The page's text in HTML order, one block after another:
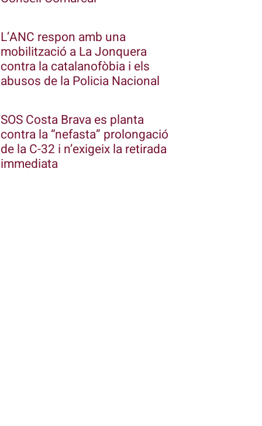
L’ANC respon amb una
mobilització a La Jonquera
contra la catalanofòbia i els
abusos de la Policia Nacional
SOS Costa Brava es planta
contra la “nefasta” prolongació
de la C-32 i n’exigeix la retirada
immediata